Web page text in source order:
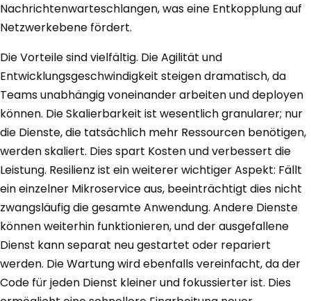
Nachrichtenwarteschlangen, was eine Entkopplung auf
Netzwerkebene fördert.
Die Vorteile sind vielfältig. Die Agilität und
Entwicklungsgeschwindigkeit steigen dramatisch, da
Teams unabhängig voneinander arbeiten und deployen
können. Die Skalierbarkeit ist wesentlich granularer; nur
die Dienste, die tatsächlich mehr Ressourcen benötigen,
werden skaliert. Dies spart Kosten und verbessert die
Leistung. Resilienz ist ein weiterer wichtiger Aspekt: Fällt
ein einzelner Mikroservice aus, beeinträchtigt dies nicht
zwangsläufig die gesamte Anwendung. Andere Dienste
können weiterhin funktionieren, und der ausgefallene
Dienst kann separat neu gestartet oder repariert
werden. Die Wartung wird ebenfalls vereinfacht, da der
Code für jeden Dienst kleiner und fokussierter ist. Dies